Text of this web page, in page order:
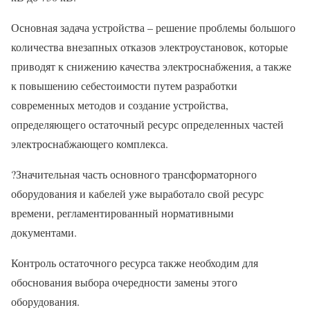
Основная задача устройства – решение проблемы большого
количества внезапных отказов электроустановок, которые
приводят к снижению качества электроснабжения, а также
к повышению себестоимости путем разработки
современных методов и создание устройства,
определяющего остаточный ресурс определенных частей
электроснабжающего комплекса.
?Значительная часть основного трансформаторного
оборудования и кабелей уже выработало свой ресурс
времени, регламентированный нормативными
документами.
Контроль остаточного ресурса также необходим для
обоснования выбора очередности замены этого
оборудования.